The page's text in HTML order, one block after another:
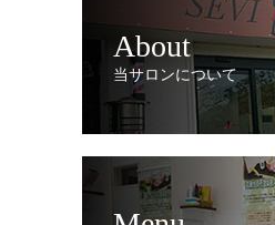
About
当サロンについて